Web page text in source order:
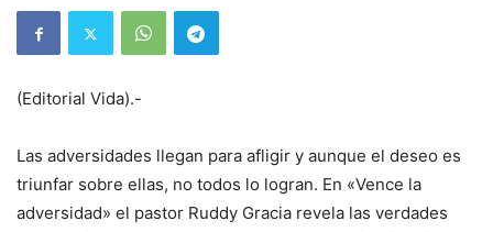
(Editorial Vida).-
Las adversidades llegan para afligir y aunque el deseo es
triunfar sobre ellas, no todos lo logran. En «Vence la
adversidad» el pastor Ruddy Gracia revela las verdades